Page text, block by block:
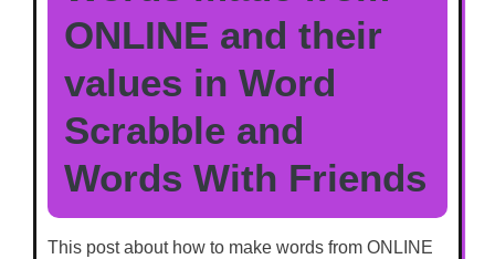
ONLINE and their
values in Word
Scrabble and
Words With Friends
This post about how to make words from ONLINE